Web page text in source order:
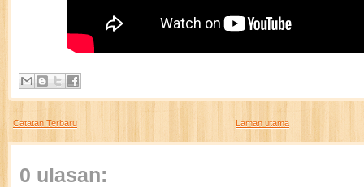
Catatan Terbaru Laman utama
0 ulasan: